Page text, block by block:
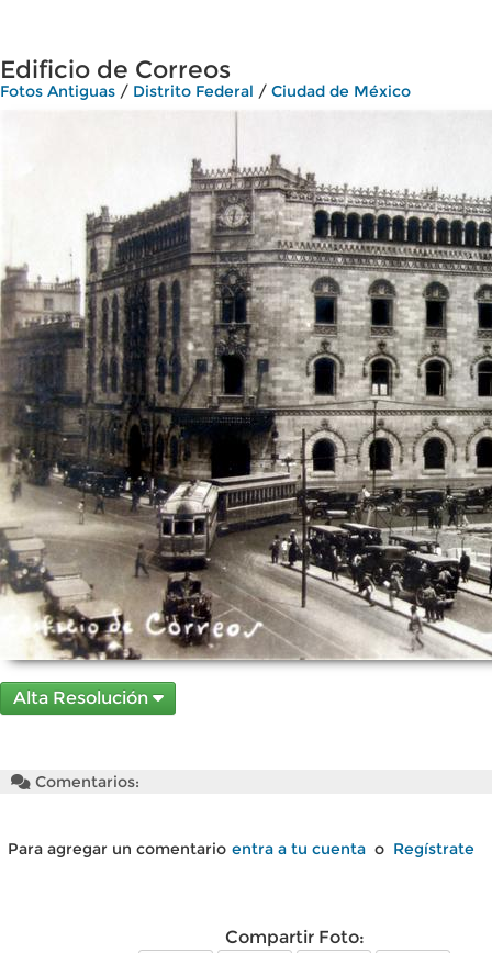
Edificio de Correos
Fotos Antiguas / Distrito Federal / Ciudad de México
Alta Resolución
Comentarios:
Para agregar un comentario entra a tu cuenta o Regístrate
Compartir Foto: